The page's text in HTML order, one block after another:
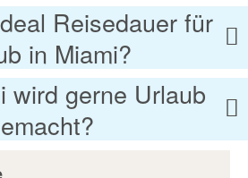
Reisedauer für
in Miami?
wird gerne Urlaub